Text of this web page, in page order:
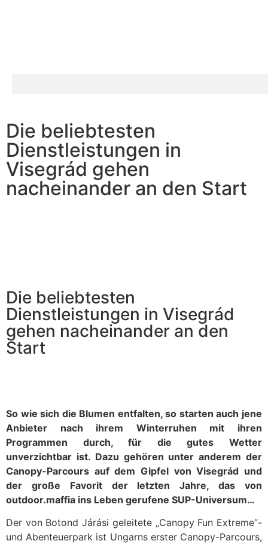
Die beliebtesten
Dienstleistungen in
Visegrád gehen
nacheinander an den Start
Die beliebtesten
Dienstleistungen in Visegrád
gehen nacheinander an den
Start
So wie sich die Blumen entfalten, so starten auch jene
Anbieter nach ihrem Winterruhen mit ihren
Programmen durch, für die gutes Wetter
unverzichtbar ist. Dazu gehören unter anderem der
Canopy-Parcours auf dem Gipfel von Visegrád und
der große Favorit der letzten Jahre, das von
outdoor.maffia ins Leben gerufene SUP-Universum…
Der von Botond Járási geleitete „Canopy Fun Extreme“-
und Abenteuerpark ist Ungarns erster Canopy-Parcours,